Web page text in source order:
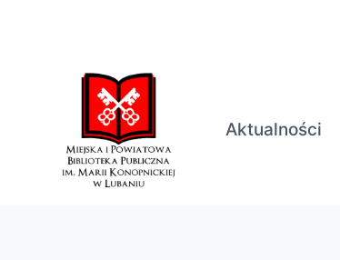
Aktualności